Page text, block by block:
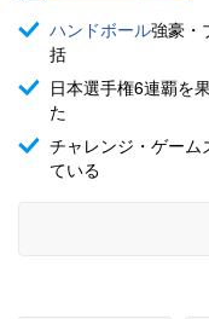
ハンドボール強豪・
括
日本選手権6連覇を
た
チャレンジ・ゲーム
ている